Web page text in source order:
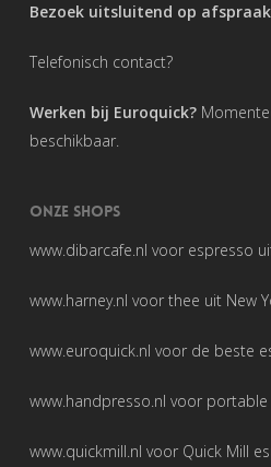
Bezoek uitsluitend op
Telefonisch contact?
Werken bij Euroquick?
beschikbaar.
ONZE SHOPS
www.dibarcafe.nl voor espresso
www.harney.nl voor thee uit New
www.euroquick.nl voor de beste
www.handpresso.nl voor portable
www.quickmill.nl voor Quick Mill